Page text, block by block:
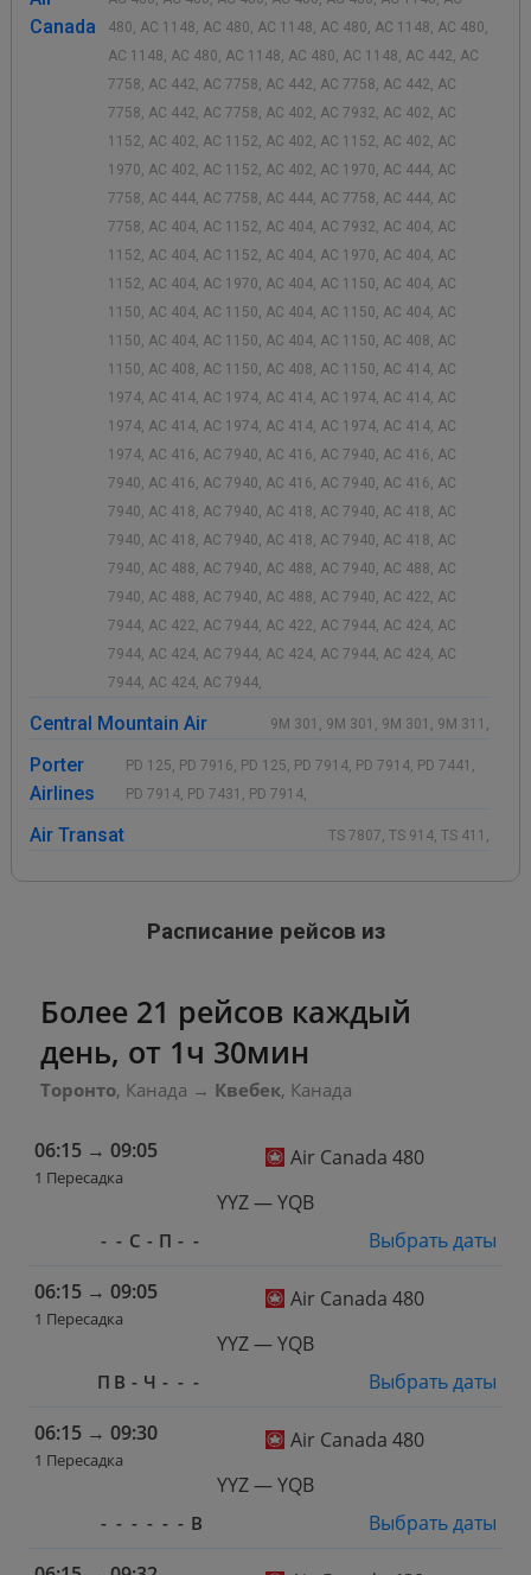
Canada
480, AC 1148, AC 480, AC 1148, AC 480, AC 1148, AC 480,
AC 1148, AC 480, AC 1148, AC 480, AC 1148, AC 442, AC
7758, AC 442, AC 7758, AC 442, AC 7758, AC 442, AC
7758, AC 442, AC 7758, AC 402, AC 7932, AC 402, AC
1152, AC 402, AC 1152, AC 402, AC 1152, AC 402, AC
1970, AC 402, AC 1152, AC 402, AC 1970, AC 444, AC
7758, AC 444, AC 7758, AC 444, AC 7758, AC 444, AC
7758, AC 404, AC 1152, AC 404, AC 7932, AC 404, AC
1152, AC 404, AC 1152, AC 404, AC 1970, AC 404, AC
1152, AC 404, AC 1970, AC 404, AC 1150, AC 404, AC
1150, AC 404, AC 1150, AC 404, AC 1150, AC 404, AC
1150, AC 404, AC 1150, AC 404, AC 1150, AC 408, AC
1150, AC 408, AC 1150, AC 408, AC 1150, AC 414, AC
1974, AC 414, AC 1974, AC 414, AC 1974, AC 414, AC
1974, AC 414, AC 1974, AC 414, AC 1974, AC 414, AC
1974, AC 416, AC 7940, AC 416, AC 7940, AC 416, AC
7940, AC 416, AC 7940, AC 416, AC 7940, AC 416, AC
7940, AC 418, AC 7940, AC 418, AC 7940, AC 418, AC
7940, AC 418, AC 7940, AC 418, AC 7940, AC 418, AC
7940, AC 488, AC 7940, AC 488, AC 7940, AC 488, AC
7940, AC 488, AC 7940, AC 488, AC 7940, AC 422, AC
7944, AC 422, AC 7944, AC 422, AC 7944, AC 424, AC
7944, AC 424, AC 7944, AC 424, AC 7944, AC 424, AC
7944, AC 424, AC 7944,
Central Mountain Air 9M 301, 9M 301, 9M 301, 9M 311,
Porter
Airlines
PD 125, PD 7916, PD 125, PD 7914, PD 7914, PD 7441,
PD 7914, PD 7431, PD 7914,
Air Transat TS 7807, TS 914, TS 411,
Расписание рейсов из
Более 21 рейсов каждый
день, от 1ч 30мин
Торонто, Канада → Квебек, Канада
06:15 → 09:05
1 Пересадка
Air Canada 480
YYZ — YQB
- - С - П - -
Выбрать даты
06:15 → 09:05
1 Пересадка
Air Canada 480
YYZ — YQB
П В - Ч - - -
Выбрать даты
06:15 → 09:30
1 Пересадка
Air Canada 480
YYZ — YQB
- - - - - - В
Выбрать даты